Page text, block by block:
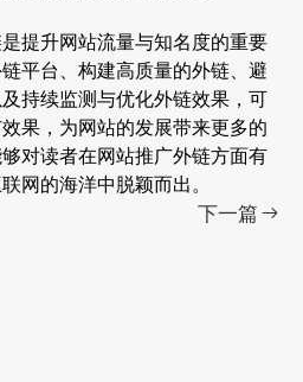
升网站流量与知名度的重要
平台、构建高质量的外链、避
持续监测与优化外链效果，可
果，为网站的发展带来更多的
对读者在网站推广外链方面有
网的海洋中脱颖而出。
下一篇